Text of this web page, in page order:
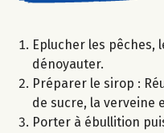
Eplucher les pêches,
dénoyauter.
Préparer le sirop :
de sucre, la verveine
Porter à ébullition